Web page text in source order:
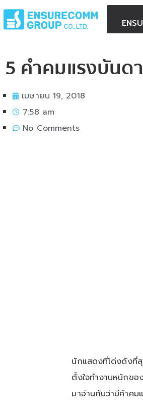
5 คำคมแรงบันด
เมษายน 19, 2018
7:58 am
No Comments
นักแสดงที่โด่งดังที่
ตั้งใจทำงานหนักขอ
มาอ่านกันว่ามีคำคม